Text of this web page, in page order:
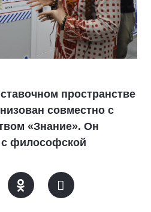
пространстве
совместно с
«Знание». Он
с философской